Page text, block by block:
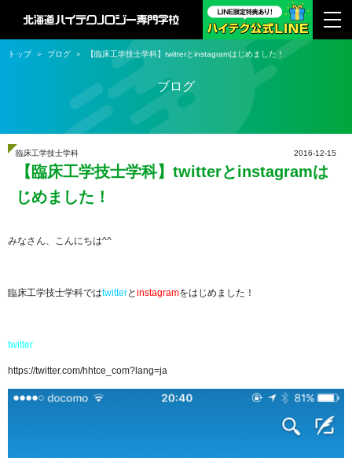
ブログ
トップ ブログ 【臨床工学技士学科】twitterとinstagramはじめました！
2016-12-15
臨床工学技士学科
【臨床工学技士学科】twitterとinstagramは
じめました！
みなさん、こんにちは^^
臨床工学技士学科ではtwitterと instagramをはじめました！
twitter
https://twitter.com/hhtce_com?lang=ja